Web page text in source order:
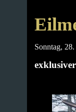
Sonntag,